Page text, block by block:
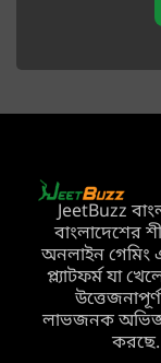
JeetBuzz
বাংলাদেশের
অনলাইন গেমিং
প্ল্যাটফর্ম যা
লাভজনক
করছে.